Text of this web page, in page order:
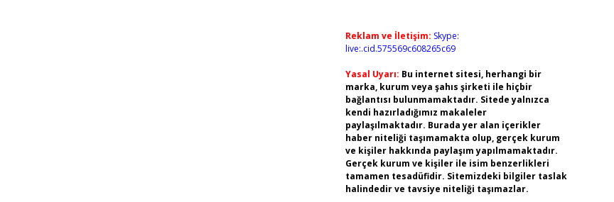
Reklam ve İletişim: Skype:
live:.cid.575569c608265c69
Yasal Uyarı: Bu internet sitesi, herhangi bir
marka, kurum veya şahıs şirketi ile hiçbir
bağlantısı bulunmamaktadır. Sitede yalnızca
kendi hazırladığımız makaleler
paylaşılmaktadır. Burada yer alan içerikler
haber niteliği taşımamakta olup, gerçek kurum
ve kişiler hakkında paylaşım yapılmamaktadır.
Gerçek kurum ve kişiler ile isim benzerlikleri
tamamen tesadüfidir. Sitemizdeki bilgiler taslak
halindedir ve tavsiye niteliği taşımazlar.